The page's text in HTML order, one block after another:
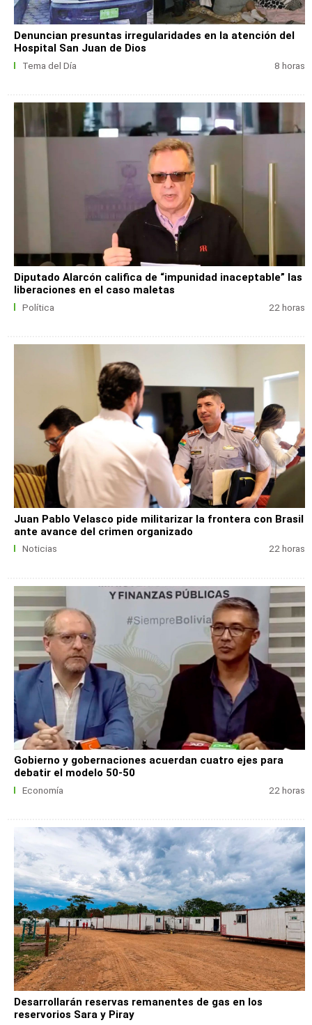
Denuncian presuntas irregularidades en la atención del
Hospital San Juan de Dios
Tema del Día 8 horas
Diputado Alarcón califica de “impunidad inaceptable” las
liberaciones en el caso maletas
Política 22 horas
Juan Pablo Velasco pide militarizar la frontera con Brasil
ante avance del crimen organizado
Noticias 22 horas
Gobierno y gobernaciones acuerdan cuatro ejes para
debatir el modelo 50-50
Economía 22 horas
Desarrollarán reservas remanentes de gas en los
reservorios Sara y Piray